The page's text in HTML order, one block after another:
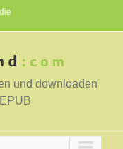
und downloaden